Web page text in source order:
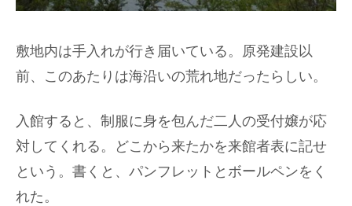
敷地内は手入れが行き届いている。原発建設以
前、このあたりは海沿いの荒れ地だったらしい。
入館すると、制服に身を包んだ二人の受付嬢が応
対してくれる。どこから来たかを来館者表に記せ
という。書くと、パンフレットとボールペンをく
れた。